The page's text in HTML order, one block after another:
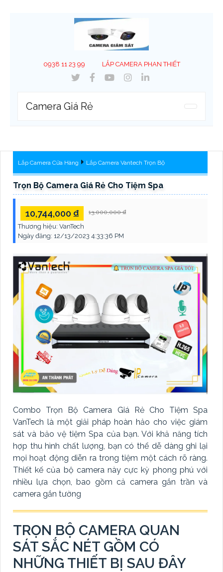
0938 11 23 99 LẮP CAMERA PHAN THIẾT
Camera Giá Rẻ
Lắp Camera Cửa Hàng Lắp Camera Vantech Trọn Bộ
Trọn Bộ Camera Giá Rẻ Cho Tiệm Spa
10,744,000 ₫ 13,000,000 ₫
Thương hiệu: VanTech
Ngày đăng: 12/13/2023 4:33:36 PM
Combo Trọn Bộ Camera Giá Rẻ Cho Tiệm Spa
VanTech là một giải pháp hoàn hảo cho việc giám
sát và bảo vệ tiệm Spa của bạn. Với khả năng tích
hợp thu hình chất lượng, bạn có thể dễ dàng ghi lại
mọi hoạt động diễn ra trong tiệm một cách rõ ràng.
Thiết kế của bộ camera này cực kỳ phong phú với
nhiều lựa chọn, bao gồm cả camera gắn trần và
camera gắn tường
TRỌN BỘ CAMERA QUAN
SÁT SẮC NÉT GỒM CÓ
NHỮNG THIẾT BỊ SAU ĐÂY